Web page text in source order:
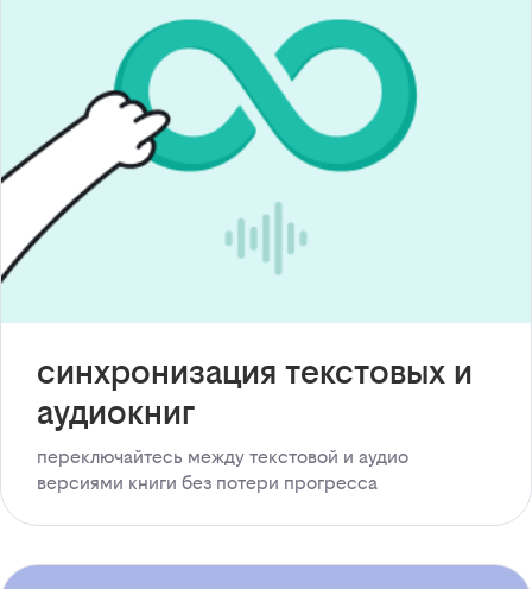
синхронизация текстовых и
аудиокниг
переключайтесь между текстовой и аудио
версиями книги без потери прогресса